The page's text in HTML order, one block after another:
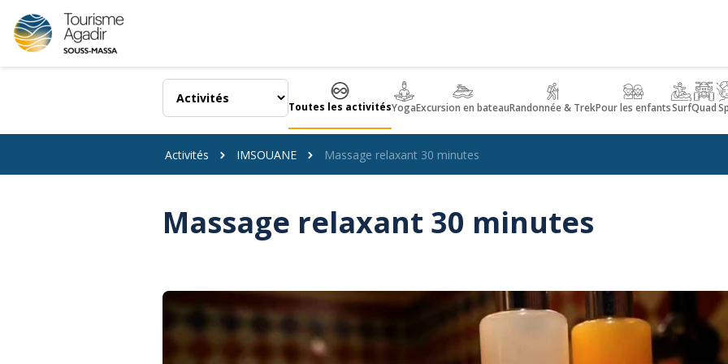
Panneau de gestion des cookies
Toutes les activitésYogaExcursion en bateauRandonnée & TrekPour les enfantsSurfQuad
Activités IMSOUANE Massage relaxant 30 minutes
Massage relaxant 30 minutes